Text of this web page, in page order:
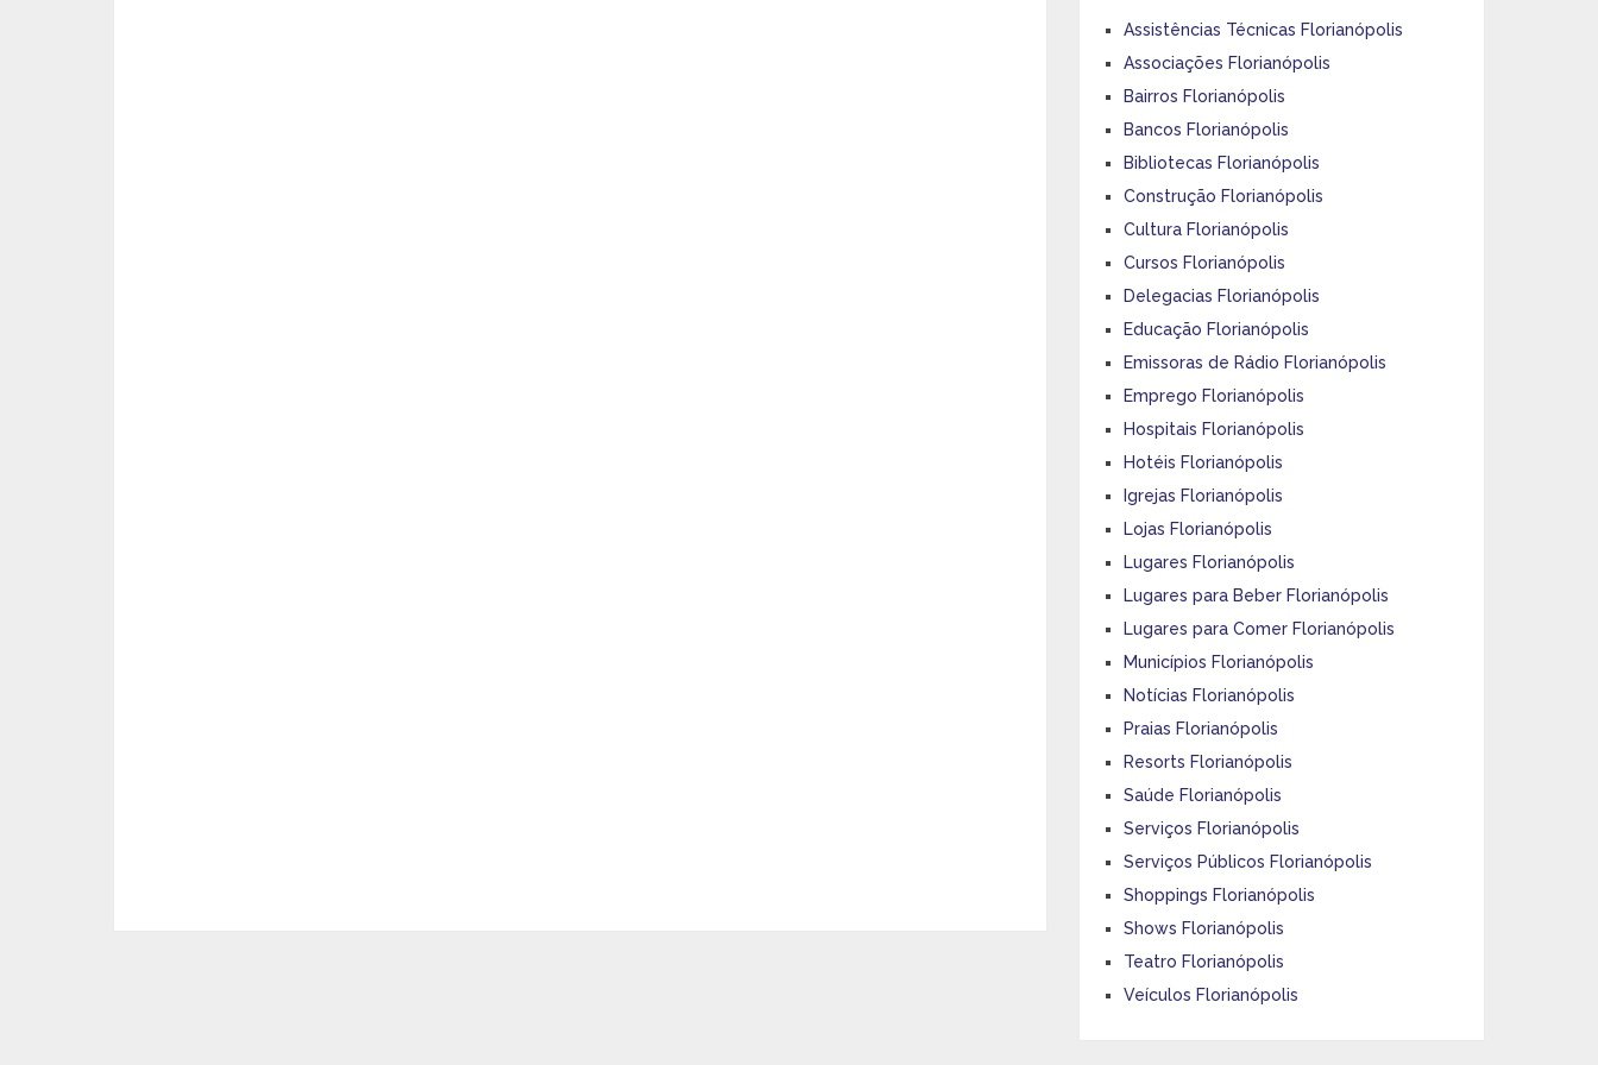
Assistências Técnicas Florianópolis
Associações Florianópolis
Bairros Florianópolis
Bancos Florianópolis
Bibliotecas Florianópolis
Construção Florianópolis
Cultura Florianópolis
Cursos Florianópolis
Delegacias Florianópolis
Educação Florianópolis
Emissoras de Rádio Florianópolis
Emprego Florianópolis
Hospitais Florianópolis
Hotéis Florianópolis
Igrejas Florianópolis
Lojas Florianópolis
Lugares Florianópolis
Lugares para Beber Florianópolis
Lugares para Comer Florianópolis
Municípios Florianópolis
Notícias Florianópolis
Praias Florianópolis
Resorts Florianópolis
Saúde Florianópolis
Serviços Florianópolis
Serviços Públicos Florianópolis
Shoppings Florianópolis
Shows Florianópolis
Teatro Florianópolis
Veículos Florianópolis